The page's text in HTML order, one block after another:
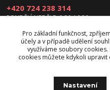
+420 724 238 314
PONDĚLÍ-NEDĚLE: 8:30-16:30
eshop@adler-ski.cz
Pro základní funkčnost,
účely a v případě udělení
využíváme soubory
cookies můžete kdykoli
Nastavení